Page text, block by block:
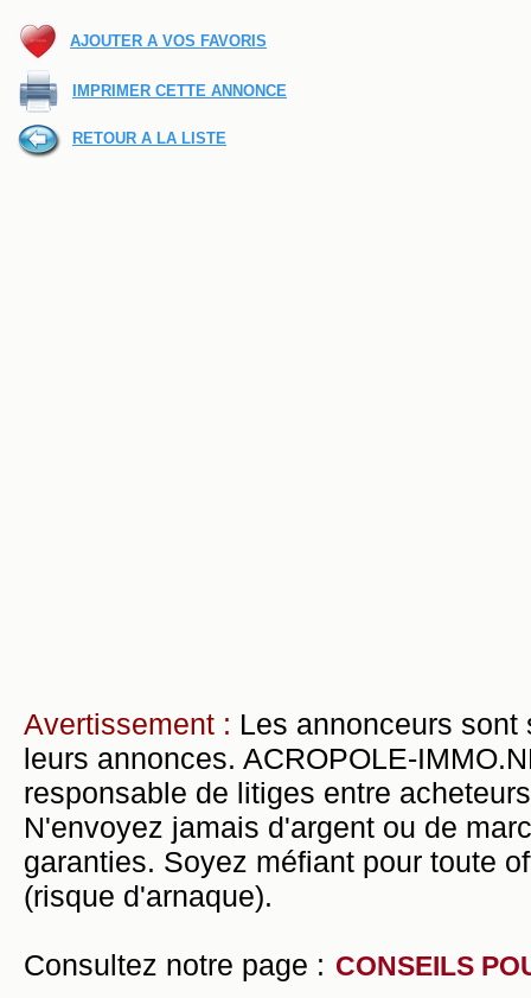
AJOUTER A VOS FAVORIS
IMPRIMER CETTE ANNONCE
RETOUR A LA LISTE
Avertissement : Les annonceurs
leurs annonces. ACROPOLE-
responsable de litiges entre
N'envoyez jamais d'argent ou de
garanties. Soyez méfiant pour toute
(risque d'arnaque).
Consultez notre page : CONSEILS